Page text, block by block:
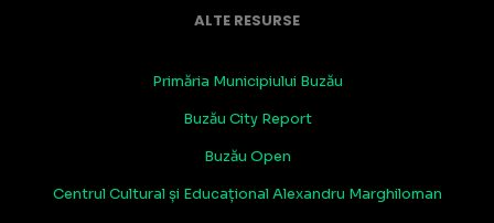
ALTE RESURSE
Primăria Municipiului Buzău
Buzău City Report
Buzău Open
Centrul Cultural și Educațional Alexandru Marghiloman